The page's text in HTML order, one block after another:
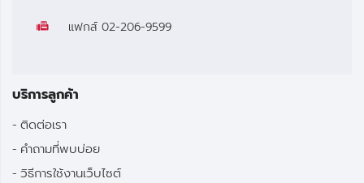
แฟกส์ 02-206-9599
บริการลูกค้า
ติดต่อเรา
คำถามที่พบบ่อย
วิธีการใช้งานเว็บไซต์